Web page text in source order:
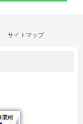
サイトマップ